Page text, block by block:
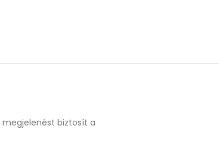
megjelenést biztosít a